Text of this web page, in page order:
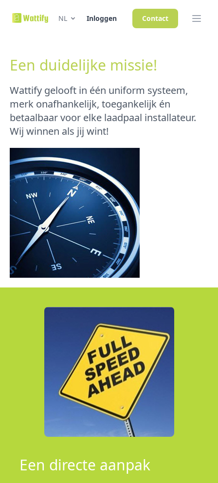
NL Inloggen Contact
Een duidelijke missie!
Wattify gelooft in één uniform systeem,
merk onafhankelijk, toegankelijk én
betaalbaar voor elke laadpaal installateur.
Wij winnen als jij wint!
Een directe aanpak